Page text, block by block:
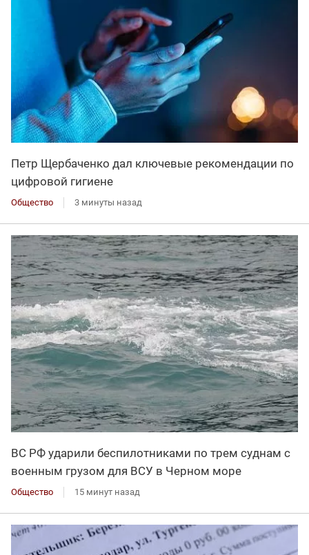
Петр Щербаченко дал ключевые рекомендации по
цифровой гигиене
Общество 3 минуты назад
ВС РФ ударили беспилотниками по трем суднам с
военным грузом для ВСУ в Черном море
Общество 15 минут назад